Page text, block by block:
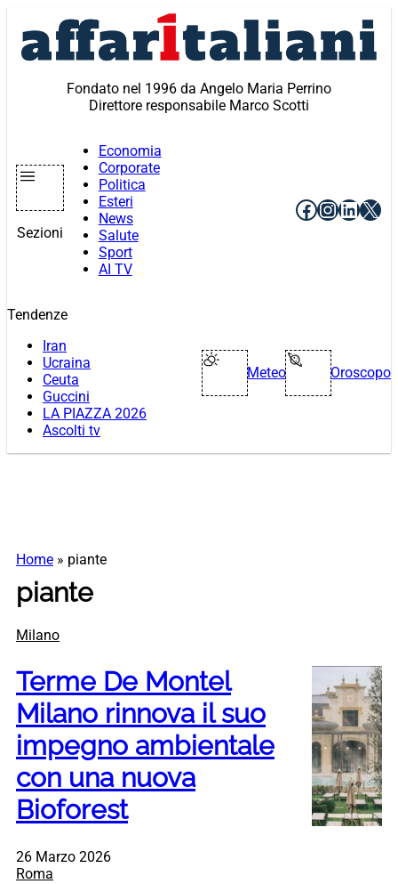
contenuto
Fondato nel 1996 da Angelo Maria Perrino
Direttore responsabile Marco Scotti
Sezioni
Economia
Corporate
Politica
Esteri
News
Salute
Sport
AI TV
Facebook
X
Tendenze
Iran
Ucraina
Ceuta
Guccini
LA PIAZZA 2026
Ascolti tv
Meteo Oroscopo
Home » piante
piante
Milano
Terme De Montel
Milano rinnova il suo
impegno ambientale
con una nuova
Bioforest
26 Marzo 2026
Roma